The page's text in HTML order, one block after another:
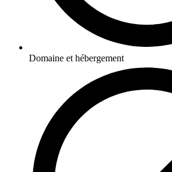
Domaine et hébergement